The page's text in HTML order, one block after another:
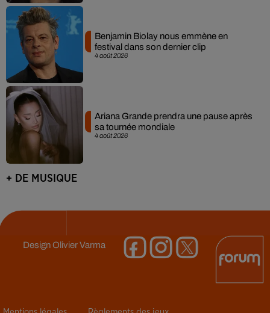
4 août 2026
Benjamin Biolay nous emmène en
festival dans son dernier clip
4 août 2026
Ariana Grande prendra une pause après
sa tournée mondiale
+ DE MUSIQUE
DesignOlivier Varma